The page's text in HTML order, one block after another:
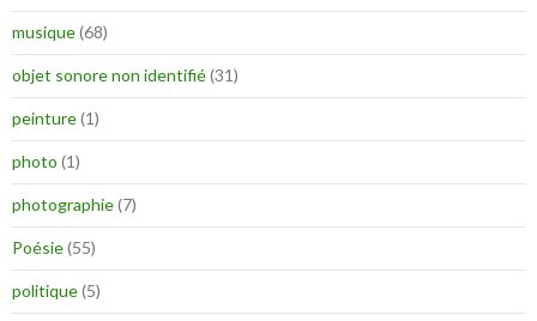
musique(68)
objet sonore non identifié(31)
peinture(1)
photo (1)
photographie(7)
Poésie(55)
politique(5)